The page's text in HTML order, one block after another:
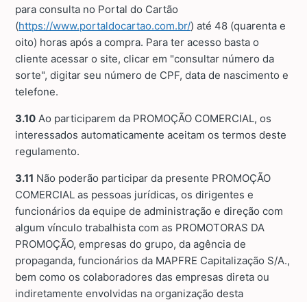
para consulta no Portal do Cartão
(https://www.portaldocartao.com.br/) até 48 (quarenta e
oito) horas após a compra. Para ter acesso basta o
cliente acessar o site, clicar em "consultar número da
sorte", digitar seu número de CPF, data de nascimento e
telefone.
3.10 Ao participarem da PROMOÇÃO COMERCIAL, os
interessados automaticamente aceitam os termos deste
regulamento.
3.11 Não poderão participar da presente PROMOÇÃO
COMERCIAL as pessoas jurídicas, os dirigentes e
funcionários da equipe de administração e direção com
algum vínculo trabalhista com as PROMOTORAS DA
PROMOÇÃO, empresas do grupo, da agência de
propaganda, funcionários da MAPFRE Capitalização S/A.,
bem como os colaboradores das empresas direta ou
indiretamente envolvidas na organização desta